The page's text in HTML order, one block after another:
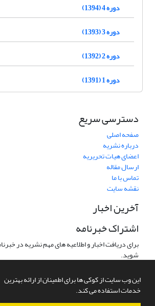
این وب سایت از کوکی ها برای اطمینان از ارائه بهترین
خدمات استفاده می کند.
دوره 4 (1394)
دوره 3 (1393)
دوره 2 (1392)
دوره 1 (1391)
دسترسی سریع
صفحه اصلی
درباره نشریه
اعضای هیات تحریریه
ارسال مقاله
تماس با ما
نقشه سایت
آخرین اخبار
اشتراک خبرنامه
برای دریافت اخبار و اطلاعیه های مهم نشریه در
شوید.